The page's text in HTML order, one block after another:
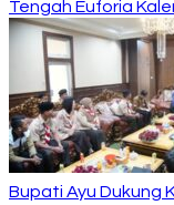
Tengah Euforia
Bupati Ayu Dukung